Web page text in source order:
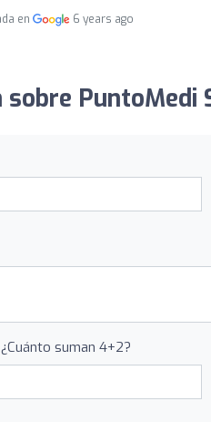
en 6 years ago
sobre PuntoMedi
suman 4+2?